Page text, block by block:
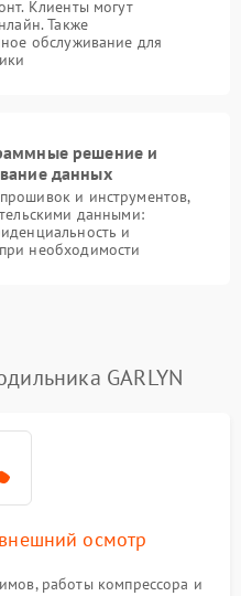
Клиенты могут
Также
обслуживание для
решение и
данных
и инструментов,
данными:
и
необходимости
GARLYN
осмотр
работы компрессора и